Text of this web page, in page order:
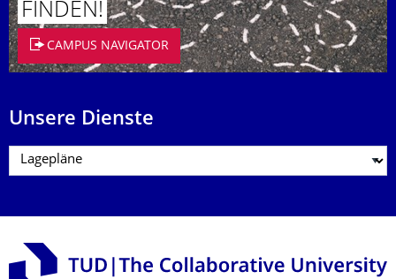
FINDEN!
CAMPUS NAVIGATOR
Unsere Dienste